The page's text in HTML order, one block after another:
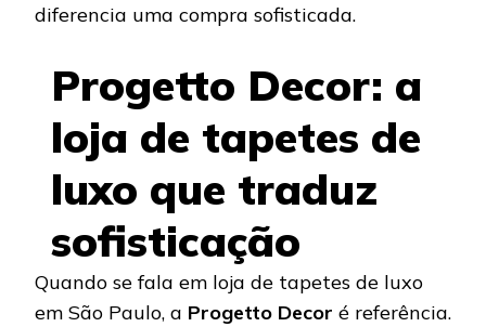
diferencia uma compra sofisticada.
Progetto Decor: a
loja de tapetes de
luxo que traduz
sofisticação
Quando se fala em loja de tapetes de luxo
em São Paulo, a Progetto Decor é referência.